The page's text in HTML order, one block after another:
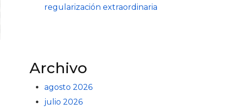
regularización extraordinaria
Archivo
agosto 2026
julio 2026